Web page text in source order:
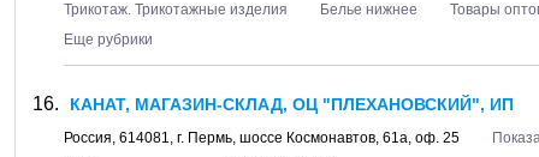
Трикотаж. Трикотажные изделия
Белье нижнее
Товары
Еще рубрики
КАНАТ, МАГАЗИН-СКЛАД, ОЦ "ПЛЕХАНОВСКИЙ", ИП
Россия, 614081, г. Пермь, шоссе Космонавтов, 61а, оф. 25